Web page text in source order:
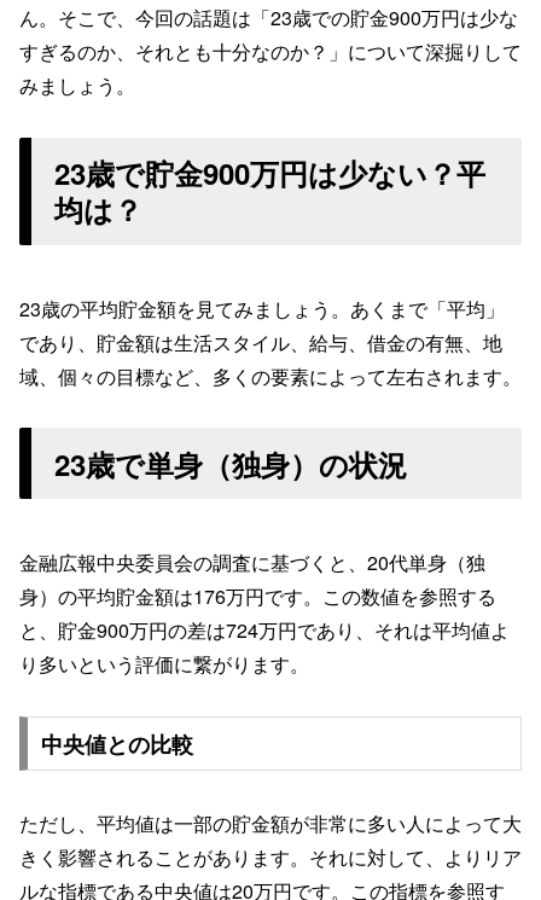
ん。そこで、今回の話題は「23歳での貯金900万円は少な
すぎるのか、それとも十分なのか？」について深掘りして
みましょう。
23歳で貯金900万円は少ない？平
均は？
23歳の平均貯金額を見てみましょう。あくまで「平均」
であり、貯金額は生活スタイル、給与、借金の有無、地
域、個々の目標など、多くの要素によって左右されます。
23歳で単身（独身）の状況
金融広報中央委員会の調査に基づくと、20代単身（独
身）の平均貯金額は176万円です。この数値を参照する
と、貯金900万円の差は724万円であり、それは平均値よ
り多いという評価に繋がります。
中央値との比較
ただし、平均値は一部の貯金額が非常に多い人によって大
きく影響されることがあります。それに対して、よりリア
ルな指標である中央値は20万円です。この指標を参照す